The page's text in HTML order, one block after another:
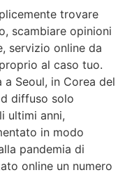
trovare
scambiare opinioni
servizio online da
al caso tuo.
Seoul, in Corea del
diffuso solo
ultimi anni,
in modo
pandemia di
online un numero